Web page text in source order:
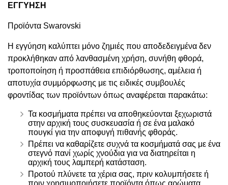
ΕΓΓΥΗΣΗ
Προϊόντα Swarovski
Η εγγύηση καλύπτει μόνο ζημιές που αποδεδειγμένα δεν
προκλήθηκαν από λανθασμένη χρήση, συνήθη φθορά,
τροποποίηση ή προσπάθεια επιδιόρθωσης, αμέλεια ή
αποτυχία συμμόρφωσης με τις ειδικές συμβουλές
φροντίδας των προϊόντων όπως αναφέρεται παρακάτω:
Τα κοσμήματα πρέπει να αποθηκεύονται ξεχωριστά
στην αρχική τους συσκευασία ή σε ένα μαλακό
πουγκί για την αποφυγή πιθανής φθοράς.
Πρέπει να καθαρίζετε συχνά τα κοσμήματά σας με ένα
στεγνό πανί χωρίς χνούδια για να διατηρείται η
αρχική τους λαμπερή κατάσταση.
Προτού πλύνετε τα χέρια σας, πριν κολυμπήσετε ή
πριν χρησιμοποιήσετε προϊόντα όπως αρώματα,